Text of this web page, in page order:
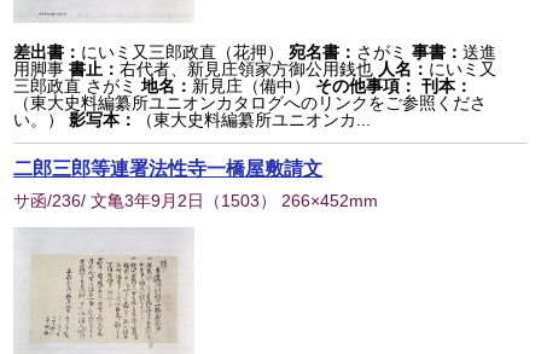
差出書： にいミ又三郎政直（花押） 宛名書： さがミ 事書：送進
用脚事書止：右代者、新見庄領家方御公用銭也 人名： にいミ又
三郎政直 さがミ 地名： 新見庄（備中） その他事項： 刊本：
（東大史料編纂所ユニオンカタログへのリンクをご参照くださ
い。）
影写本： （東大史料編纂所ユニオンカ...
二郎三郎等連署法性寺一橋屋敷請文
サ函/236/ 文亀3年9月2日 （1503） 266×452mm